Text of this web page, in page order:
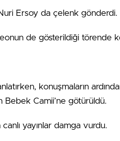
Ersoy da çelenk gönderdi.
de gösterildiği törende
konuşmaların
Bebek Camii’ne götürüldü.
yayınlar damga vurdu.